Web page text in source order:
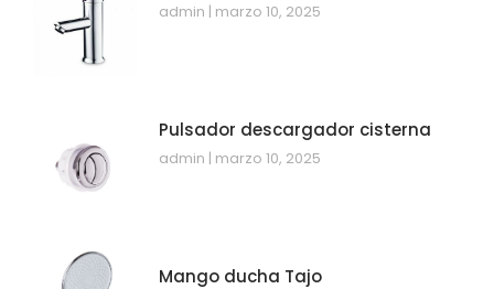
admin marzo 10, 2025
Pulsador descargador cisterna
admin marzo 10, 2025
Mango ducha Tajo